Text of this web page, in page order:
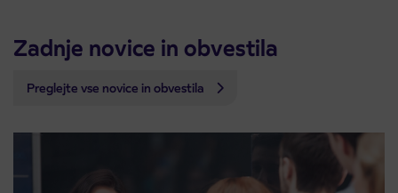
Zadnje novice in obvestila
Preglejte vse novice in obvestila